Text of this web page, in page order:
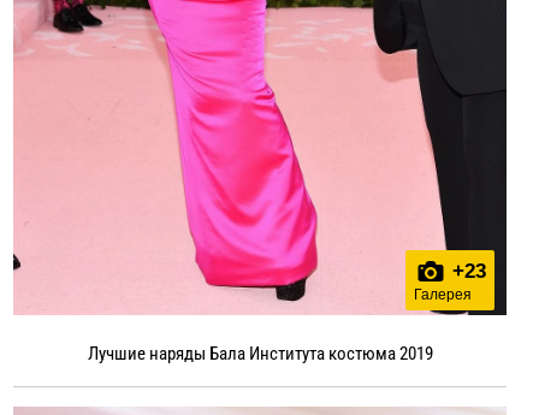
+23
Галерея
Лучшие наряды Бала Института костюма 2019